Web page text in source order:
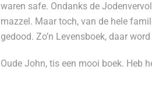
waren safe. Ondanks de
mazzel. Maar toch, van de hele
gedood. Zo’n Levensboek, daar
Oude John, tis een mooi boek. Heb